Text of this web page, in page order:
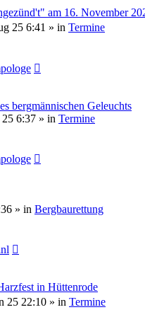
am 16. November
25 6:41 » in Termine
bergmännischen Geleuchts
6:37 » in Termine
» in Bergbaurettung
in Hüttenrode
25 22:10 » in Termine